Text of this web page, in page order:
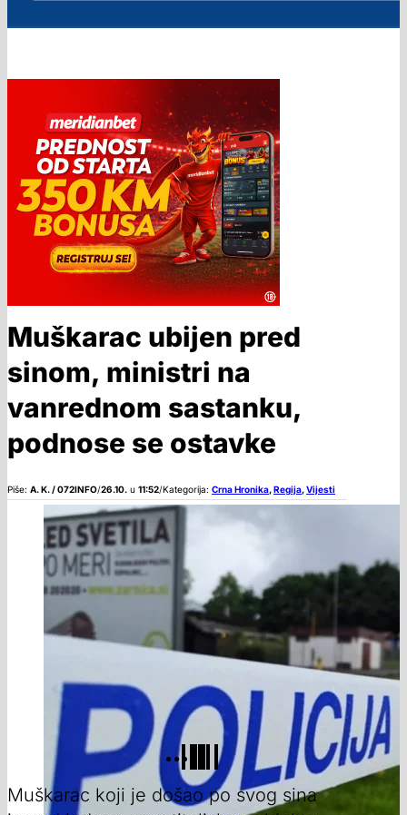
Muškarac ubijen pred
sinom, ministri na
vanrednom sastanku,
podnose se ostavke
Piše: A. K. / 072INFO/26.10. u 11:52/Kategorija: Crna Hronika,Regija,Vijesti
Muškarac koji je došao po svog sina